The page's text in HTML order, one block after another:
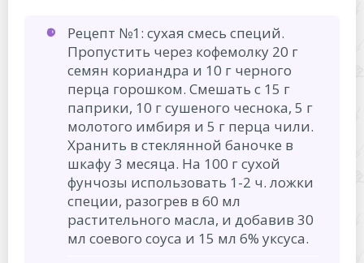
Рецепт №1: сухая смесь специй.
Пропустить через кофемолку 20 г
семян кориандра и 10 г черного
перца горошком. Смешать с 15 г
паприки, 10 г сушеного чеснока, 5 г
молотого имбиря и 5 г перца чили.
Хранить в стеклянной баночке в
шкафу 3 месяца. На 100 г сухой
фунчозы использовать 1-2 ч. ложки
специи, разогрев в 60 мл
растительного масла, и добавив 30
мл соевого соуса и 15 мл 6% уксуса.